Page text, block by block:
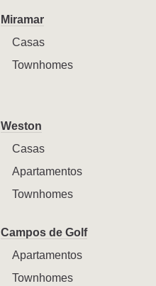
Miramar
Casas
Townhomes
Weston
Casas
Apartamentos
Townhomes
Campos de Golf
Apartamentos
Townhomes